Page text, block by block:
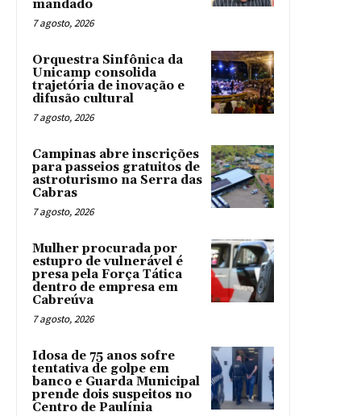
mandado
7 agosto, 2026
Orquestra Sinfônica da
Unicamp consolida
trajetória de inovação e
difusão cultural
7 agosto, 2026
Campinas abre inscrições
para passeios gratuitos de
astroturismo na Serra das
Cabras
7 agosto, 2026
Mulher procurada por
estupro de vulnerável é
presa pela Força Tática
dentro de empresa em
Cabreúva
7 agosto, 2026
Idosa de 75 anos sofre
tentativa de golpe em
banco e Guarda Municipal
prende dois suspeitos no
Centro de Paulínia